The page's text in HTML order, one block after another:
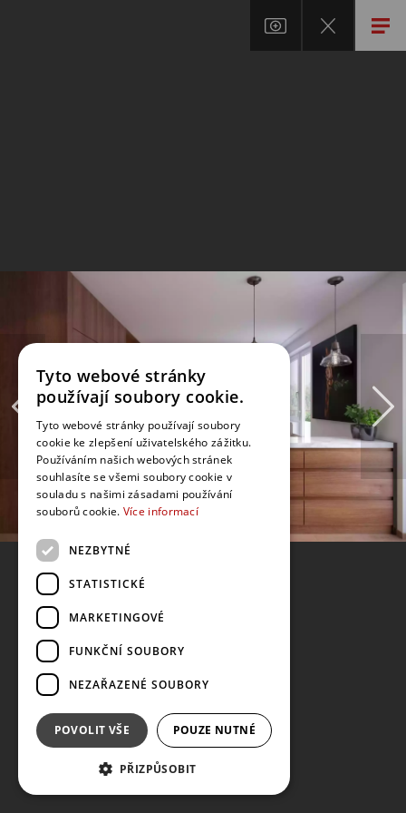
Tyto webové stránky
používají soubory cookie.
Tyto webové stránky používají soubory
cookie ke zlepšení uživatelského zážitku.
Používáním našich webových stránek
souhlasíte se všemi soubory cookie v
souladu s našimi zásadami používání
souborů cookie. Více informací
NEZBYTNÉ
STATISTICKÉ
MARKETINGOVÉ
FUNKČNÍ SOUBORY
NEZAŘAZENÉ SOUBORY
POVOLIT VŠE POUZE NUTNÉ
PŘIZPŮSOBIT